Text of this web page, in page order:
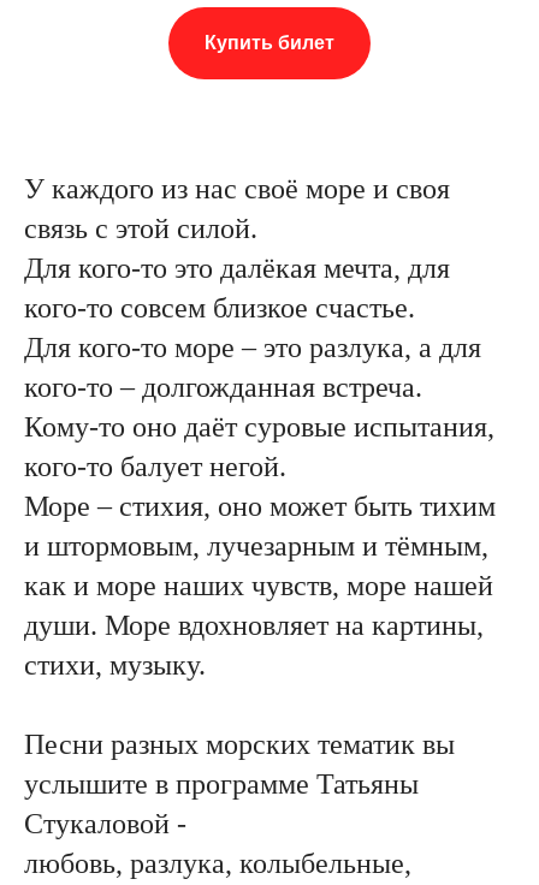
Купить билет
У каждого из нас своё море и своя
связь с этой силой.
Для кого-то это далёкая мечта, для
кого-то совсем близкое счастье.
Для кого-то море – это разлука, а для
кого-то – долгожданная встреча.
Кому-то оно даёт суровые испытания,
кого-то балует негой.
Море – стихия, оно может быть тихим
и штормовым, лучезарным и тёмным,
как и море наших чувств, море нашей
души. Море вдохновляет на картины,
стихи, музыку.
Песни разных морских тематик вы
услышите в программе Татьяны
Стукаловой -
любовь, разлука, колыбельные,